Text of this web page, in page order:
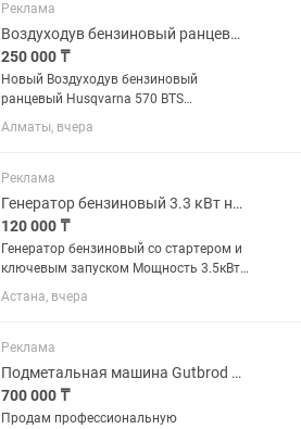
Реклама
Воздуходув бензиновый ранцевый Husqvarna 570 BTS
250 000 ₸
Новый Воздуходув бензиновый
ранцевый Husqvarna 570 BTS
Воздуходув бензиновый
ранцевый Husqvarna 570 BTS - -
коммерческого использования,
специально разработанный для...
Алматы, вчера
Реклама
Генератор бензиновый 3.3 кВт новый
120 000 ₸
Генератор бензиновый со стартером и
ключевым запуском Мощность 3.5кВт
бак на 15 литров 220 Вольт Абсолютно
Астана, вчера
Реклама
Подметальная машина Gutbrod B900, бензиновая, Германия
700 000 ₸
Продам профессиональную